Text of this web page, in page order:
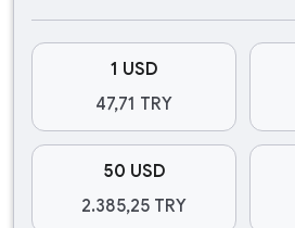
1 USD
47,71 TRY
50 USD
2.385,25 TRY